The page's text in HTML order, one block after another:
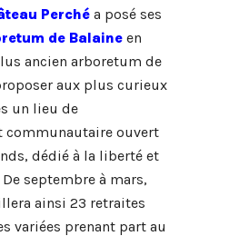
Perché a posé ses
de Balaine en
ancien arboretum de
aux plus curieux
un lieu de
communautaire ouvert
dédié à la liberté et
septembre à mars,
ainsi 23 retraites
variées prenant part au